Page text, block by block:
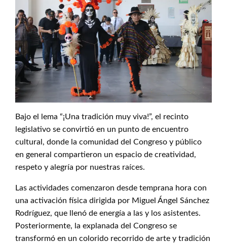
Bajo el lema “¡Una tradición muy viva!”, el recinto
legislativo se convirtió en un punto de encuentro
cultural, donde la comunidad del Congreso y público
en general compartieron un espacio de creatividad,
respeto y alegría por nuestras raíces.
Las actividades comenzaron desde temprana hora con
una activación física dirigida por Miguel Ángel Sánchez
Rodríguez, que llenó de energía a las y los asistentes.
Posteriormente, la explanada del Congreso se
transformó en un colorido recorrido de arte y tradición